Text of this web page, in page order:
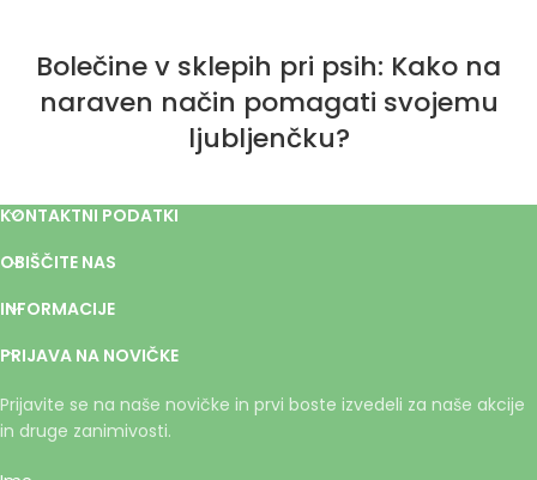
Bolečine v sklepih pri psih: Kako na
naraven način pomagati svojemu
ljubljenčku?
KONTAKTNI PODATKI
OBIŠČITE NAS
INFORMACIJE
PRIJAVA NA NOVIČKE
Prijavite se na naše novičke in prvi boste izvedeli za naše akcije
in druge zanimivosti.